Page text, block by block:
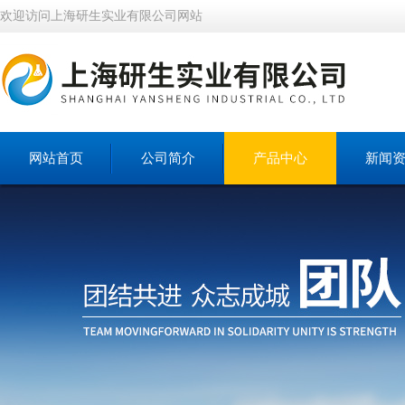
欢迎访问上海研生实业有限公司网站
网站首页 公司简介 产品中心 新闻